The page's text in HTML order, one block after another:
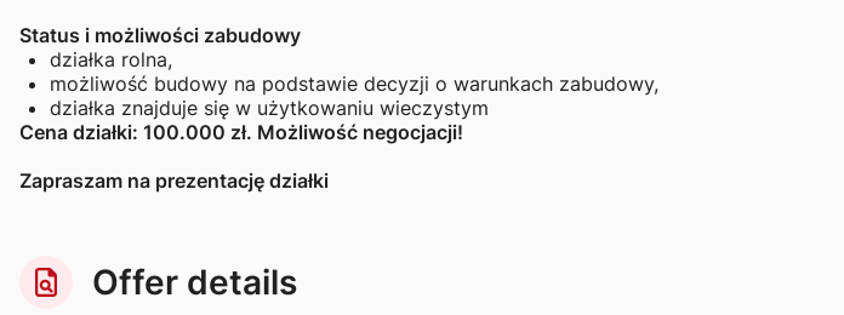
Status i możliwości zabudowy
działka rolna,
możliwość budowy na podstawie decyzji o warunkach zabudowy,
działka znajduje się w użytkowaniu wieczystym
Cena działki: 100.000 zł. Możliwość negocjacji!
Zapraszam na prezentację działki
Offer details